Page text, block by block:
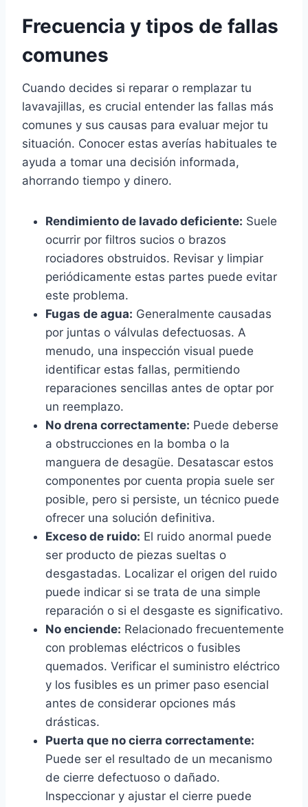
Frecuencia y tipos de fallas
comunes
Cuando decides si reparar o remplazar tu
lavavajillas, es crucial entender las fallas más
comunes y sus causas para evaluar mejor tu
situación. Conocer estas averías habituales te
ayuda a tomar una decisión informada,
ahorrando tiempo y dinero.
Rendimiento de lavado deficiente: Suele
ocurrir por filtros sucios o brazos
rociadores obstruidos. Revisar y limpiar
periódicamente estas partes puede evitar
este problema.
Fugas de agua: Generalmente causadas
por juntas o válvulas defectuosas. A
menudo, una inspección visual puede
identificar estas fallas, permitiendo
reparaciones sencillas antes de optar por
un reemplazo.
No drena correctamente: Puede deberse
a obstrucciones en la bomba o la
manguera de desagüe. Desatascar estos
componentes por cuenta propia suele ser
posible, pero si persiste, un técnico puede
ofrecer una solución definitiva.
Exceso de ruido: El ruido anormal puede
ser producto de piezas sueltas o
desgastadas. Localizar el origen del ruido
puede indicar si se trata de una simple
reparación o si el desgaste es significativo.
No enciende: Relacionado frecuentemente
con problemas eléctricos o fusibles
quemados. Verificar el suministro eléctrico
y los fusibles es un primer paso esencial
antes de considerar opciones más
drásticas.
Puerta que no cierra correctamente:
Puede ser el resultado de un mecanismo
de cierre defectuoso o dañado.
Inspeccionar y ajustar el cierre puede